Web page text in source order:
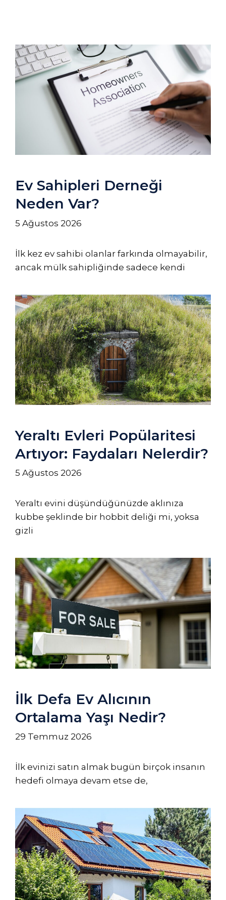
Ev Sahipleri Derneği
Neden Var?
5 Ağustos 2026
İlk kez ev sahibi olanlar farkında olmayabilir,
ancak mülk sahipliğinde sadece kendi
Yeraltı Evleri Popülaritesi
Artıyor: Faydaları Nelerdir?
5 Ağustos 2026
Yeraltı evini düşündüğünüzde aklınıza
kubbe şeklinde bir hobbit deliği mi, yoksa
gizli
İlk Defa Ev Alıcının
Ortalama Yaşı Nedir?
29 Temmuz 2026
İlk evinizi satın almak bugün birçok insanın
hedefi olmaya devam etse de,